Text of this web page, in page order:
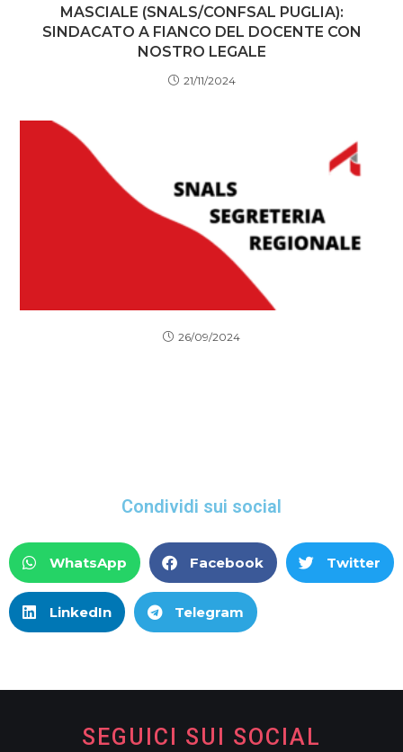
MASCIALE (SNALS/CONFSAL PUGLIA):
SINDACATO A FIANCO DEL DOCENTE CON
NOSTRO LEGALE
21/11/2024
26/09/2024
Condividi sui social
WhatsApp Facebook Twitter
LinkedIn Telegram
SEGUICI SUI SOCIAL